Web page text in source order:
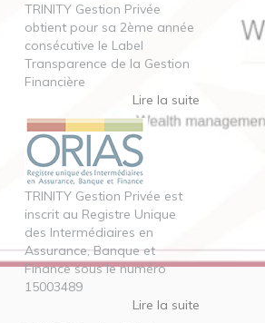
TRINITY Gestion Privée
obtient pour sa 2ème année
consécutive le Label
Transparence de la Gestion
Financière
Lire la suite
TRINITY Gestion Privée est
inscrit au Registre Unique
des Intermédiaires en
Assurance, Banque et
Finance sous le numéro
15003489
Lire la suite